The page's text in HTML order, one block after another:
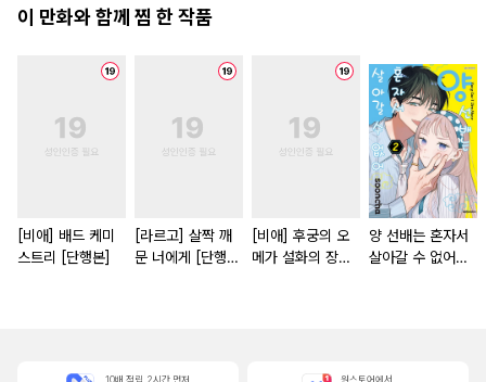
이 만화와 함께 찜 한 작품
[비애] 배드 케미
스트리 [단행본]
[라르고] 살짝 깨
문 너에게 [단행
[비애] 후궁의 오
메가 설화의 장
양 선배는 혼자서
살아갈 수 없어
10배 적립, 2시간 먼저 원스토어에서